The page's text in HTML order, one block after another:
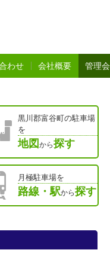
わせ 会社概要 管理
黒川郡富谷町の駐車場
を
地図 から探す
月極駐車場を
路線・駅から探す